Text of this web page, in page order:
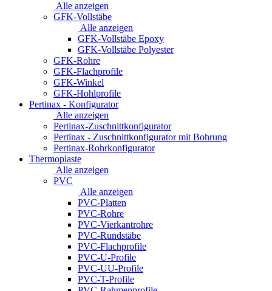
Alle anzeigen
GFK-Vollstäbe
Alle anzeigen
GFK-Vollstäbe Epoxy
GFK-Vollstäbe Polyester
GFK-Rohre
GFK-Flachprofile
GFK-Winkel
GFK-Hohlprofile
Pertinax - Konfigurator
Alle anzeigen
Pertinax-Zuschnittkonfigurator
Pertinax - Zuschnittkonfigurator mit Bohrung
Pertinax-Rohrkonfigurator
Thermoplaste
Alle anzeigen
PVC
Alle anzeigen
PVC-Platten
PVC-Rohre
PVC-Vierkantrohre
PVC-Rundstäbe
PVC-Flachprofile
PVC-U-Profile
PVC-UU-Profile
PVC-T-Profile